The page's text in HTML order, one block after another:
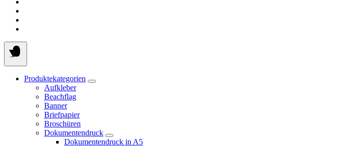
Produktekategorien
Aufkleber
Beachflag
Banner
Briefpapier
Broschüren
Dokumentendruck
Dokumentendruck in A5